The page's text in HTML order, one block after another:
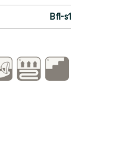
Bfl-s1